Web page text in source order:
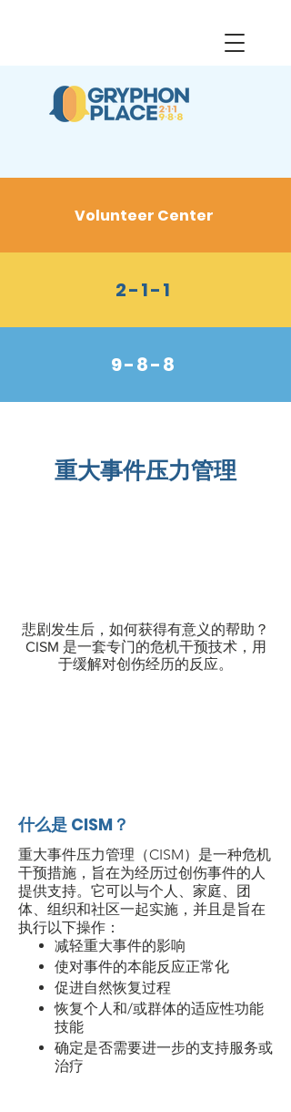
Volunteer Center
2-1-1
9-8-8
重大事件压力管理
悲剧发生后，如何获得有意义的帮助？
CISM 是一套专门的危机干预技术，用
于缓解对创伤经历的反应。
什么是 CISM？
重大事件压力管理（CISM）是一种危机
干预措施，旨在为经历过创伤事件的人
提供支持。它可以与个人、家庭、团
体、组织和社区一起实施，并且是旨在
执行以下操作：
减轻重大事件的影响
使对事件的本能反应正常化
促进自然恢复过程
恢复个人和/或群体的适应性功能
技能
确定是否需要进一步的支持服务或
治疗